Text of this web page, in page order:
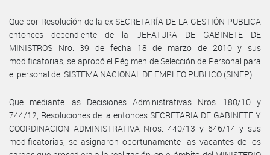
Que por Resolución de la ex SECRETARÍA DE LA GESTIÓN PUBLICA
entonces dependiente de la JEFATURA DE GABINETE DE
MINISTROS Nro. 39 de fecha 18 de marzo de 2010 y sus
modificatorias, se aprobó el Régimen de Selección de Personal para
el personal del SISTEMA NACIONAL DE EMPLEO PUBLICO (SINEP).
Que mediante las Decisiones Administrativas Nros. 180/10 y
744/12, Resoluciones de la entonces SECRETARIA DE GABINETE Y
COORDINACION ADMINISTRATIVA Nros. 440/13 y 646/14 y sus
modificatorias, se asignaron oportunamente las vacantes de los